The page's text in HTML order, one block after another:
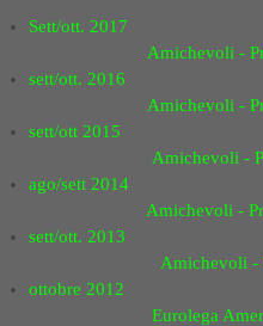
Sett/ott. 2017
Amichevoli -
sett/ott. 2016
Amichevoli -
sett/ott 2015
Amichevoli -
ago/sett 2014
Amichevoli -
sett/ott. 2013
Amichevoli -
ottobre 2012
Eurolega